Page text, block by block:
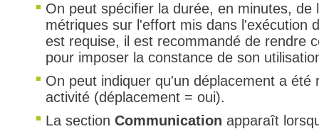
On peut spécifier la durée, en minutes, de
métriques sur l'effort mis dans l'exécution
est requise, il est recommandé de rendre
pour imposer la constance de son
On peut indiquer qu'un déplacement a été
activité (déplacement = oui).
La section Communication apparaît